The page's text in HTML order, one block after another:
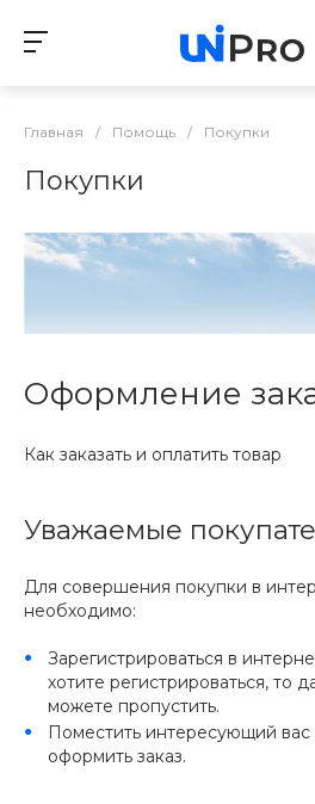
Главная / Помощь / Покупки
Покупки
Оформление
Как заказать и оплатить товар
Уважаемые
Для совершения покупки в
необходимо:
Зарегистрироваться в
хотите регистрироваться, то
можете пропустить.
Поместить интересующий вас
оформить заказ.